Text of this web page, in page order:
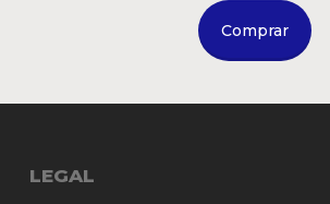
Comprar
LEGAL